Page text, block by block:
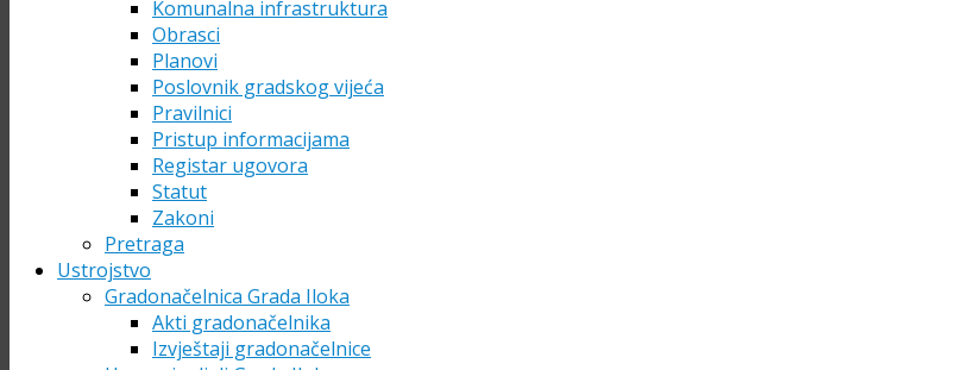
Komunalna infrastruktura
Obrasci
Planovi
Poslovnik gradskog vijeća
Pravilnici
Pristup informacijama
Registar ugovora
Statut
Zakoni
Pretraga
Ustrojstvo
Gradonačelnica Grada Iloka
Akti gradonačelnika
Izvještaji gradonačelnice